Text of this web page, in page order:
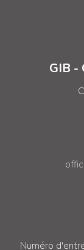
GIB -
Numéro